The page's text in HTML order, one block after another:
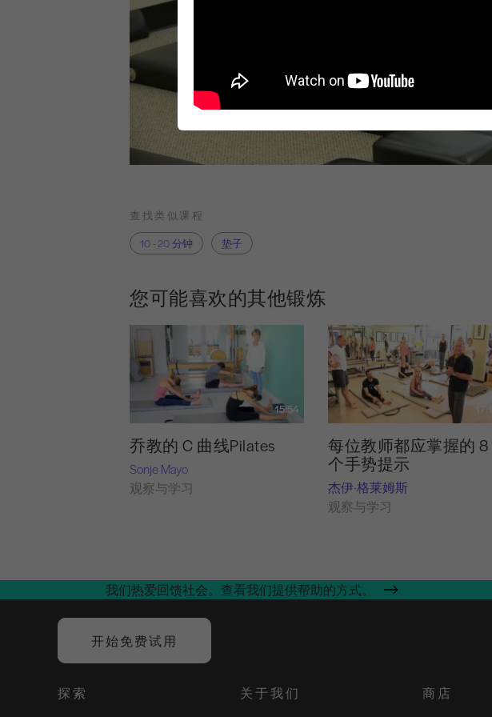
查找类似课程
10 - 20 分钟
垫子
您可能喜欢的其他锻炼
15:54
乔教的 C 曲线Pilates
Sonje Mayo
观察与学习
17:17
每位教师都应掌握的 8
个手势提示
杰伊-格莱姆斯
观察与学习
我们热爱回馈社会。查看我们提供帮助的方式。
开始免费试用
探索 关于我们 商店